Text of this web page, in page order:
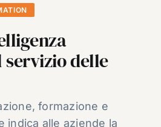
delle
formazione e
indica alle aziende la